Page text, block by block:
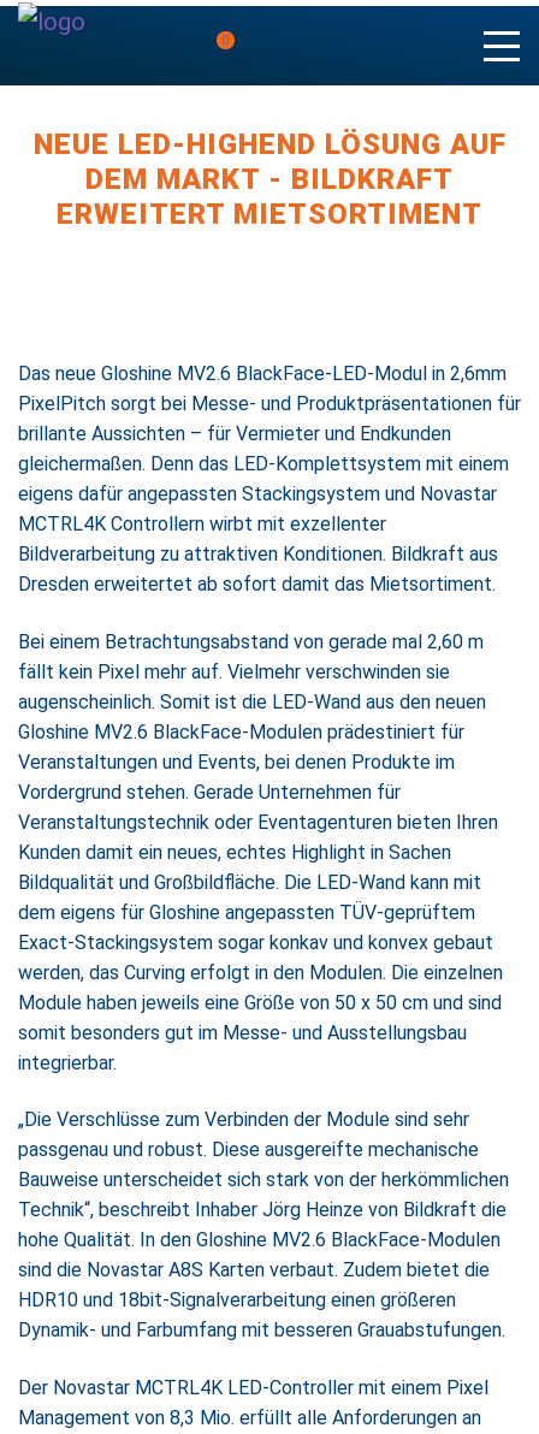
0
NEUE LED-HIGHEND LÖSUNG AUF
DEM MARKT - BILDKRAFT
ERWEITERT MIETSORTIMENT
Das neue Gloshine MV2.6 BlackFace-LED-Modul in 2,6mm
PixelPitch sorgt bei Messe- und Produktpräsentationen für
brillante Aussichten – für Vermieter und Endkunden
gleichermaßen. Denn das LED-Komplettsystem mit einem
eigens dafür angepassten Stackingsystem und Novastar
MCTRL4K Controllern wirbt mit exzellenter
Bildverarbeitung zu attraktiven Konditionen. Bildkraft aus
Dresden erweitertet ab sofort damit das Mietsortiment.
Bei einem Betrachtungsabstand von gerade mal 2,60 m
fällt kein Pixel mehr auf. Vielmehr verschwinden sie
augenscheinlich. Somit ist die LED-Wand aus den neuen
Gloshine MV2.6 BlackFace-Modulen prädestiniert für
Veranstaltungen und Events, bei denen Produkte im
Vordergrund stehen. Gerade Unternehmen für
Veranstaltungstechnik oder Eventagenturen bieten Ihren
Kunden damit ein neues, echtes Highlight in Sachen
Bildqualität und Großbildfläche. Die LED-Wand kann mit
dem eigens für Gloshine angepassten TÜV-geprüftem
Exact-Stackingsystem sogar konkav und konvex gebaut
werden, das Curving erfolgt in den Modulen. Die einzelnen
Module haben jeweils eine Größe von 50 x 50 cm und sind
somit besonders gut im Messe- und Ausstellungsbau
integrierbar.
„Die Verschlüsse zum Verbinden der Module sind sehr
passgenau und robust. Diese ausgereifte mechanische
Bauweise unterscheidet sich stark von der herkömmlichen
Technik“, beschreibt Inhaber Jörg Heinze von Bildkraft die
hohe Qualität. In den Gloshine MV2.6 BlackFace-Modulen
sind die Novastar A8S Karten verbaut. Zudem bietet die
HDR10 und 18bit-Signalverarbeitung einen größeren
Dynamik- und Farbumfang mit besseren Grauabstufungen.
Der Novastar MCTRL4K LED-Controller mit einem Pixel
Management von 8,3 Mio. erfüllt alle Anforderungen an